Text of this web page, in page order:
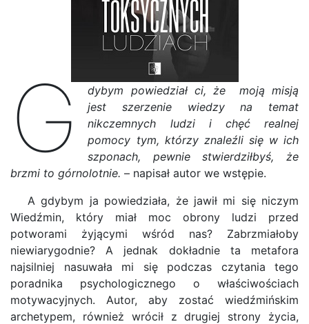
G
dybym powiedział ci, że moją misją
jest szerzenie wiedzy na temat
nikczemnych ludzi i chęć realnej
pomocy tym, którzy znaleźli się w ich
szponach, pewnie stwierdziłbyś, że
brzmi to górnolotnie. – napisał autor we wstępie.
A gdybym ja powiedziała, że jawił mi się niczym
Wiedźmin, który miał moc obrony ludzi przed
potworami żyjącymi wśród nas? Zabrzmiałoby
niewiarygodnie? A jednak dokładnie ta metafora
najsilniej nasuwała mi się podczas czytania tego
poradnika psychologicznego o właściwościach
motywacyjnych. Autor, aby zostać wiedźmińskim
archetypem, również wrócił z drugiej strony życia,